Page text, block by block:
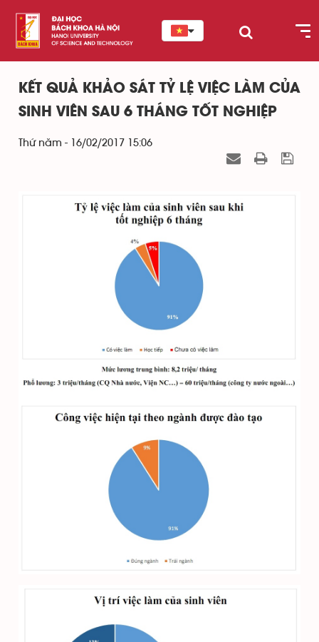
KẾT QUẢ KHẢO SÁT TỶ LỆ VIỆC LÀM CỦA
SINH VIÊN SAU 6 THÁNG TỐT NGHIỆP
Thứ năm - 16/02/2017 15:06